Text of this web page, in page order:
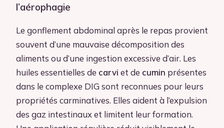
l’aérophagie
Le gonflement abdominal après le repas provient
souvent d’une mauvaise décomposition des
aliments ou d’une ingestion excessive d’air. Les
huiles essentielles de carvi et de cumin présentes
dans le complexe DIG sont reconnues pour leurs
propriétés carminatives. Elles aident à l’expulsion
des gaz intestinaux et limitent leur formation.